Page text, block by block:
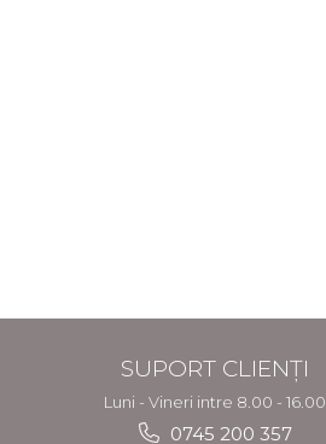
SUPORT CLIENȚI
Luni - Vineri intre 8.00 - 16.00
0745 200 357